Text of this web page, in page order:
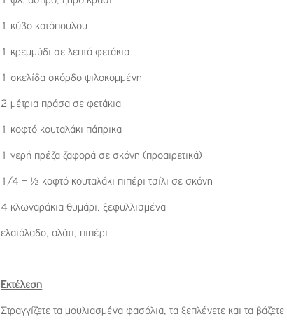
1 κύβο κοτόπουλου
1 κρεμμύδι σε λεπτά φετάκια
1 σκελίδα σκόρδο ψιλοκομμένη
2 μέτρια πράσα σε φετάκια
1 κοφτό κουταλάκι πάπρικα
1 γερή πρέζα ζαφορά σε σκόνη (προαιρετικά)
1/4 – ½ κοφτό κουταλάκι πιπέρι τσίλι σε σκόνη
4 κλωναράκια θυμάρι, ξεφυλλισμένα
ελαιόλαδο, αλάτι, πιπέρι
Εκτέλεση
Στραγγίζετε τα μουλιασμένα φασόλια, τα ξεπλένετε και τα